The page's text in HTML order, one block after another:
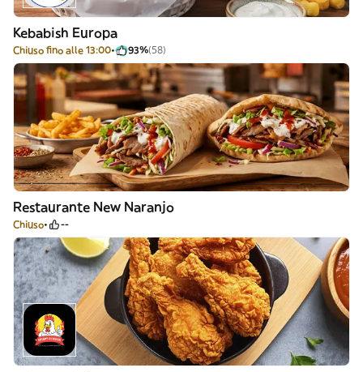
Kebabish Europa
Chiuso fino alle 13:00 93%(58)
Restaurante New Naranjo
Chiuso --